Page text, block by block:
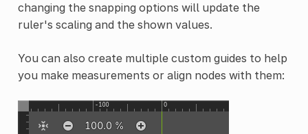
changing the snapping options will update the
ruler's scaling and the shown values.
You can also create multiple custom guides to help
you make measurements or align nodes with them: